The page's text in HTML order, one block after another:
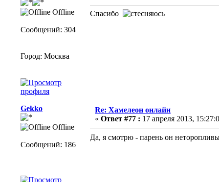
Offline
Сообщений: 304
Город: Москва
Спасибо
Gekko
Offline
Сообщений: 186
Re: Хамелеон онлайн
« Ответ #77 : 17 апреля 2013,
Да, я смотрю - парень он